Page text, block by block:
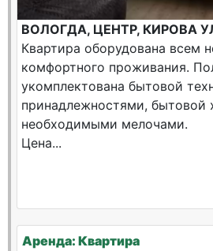
ВОЛОГДА, ЦЕНТР, КИРОВА
Квартира оборудована всем
комфортного проживания.
укомплектована бытовой
принадлежностями, бытовой
необходимыми мелочами.
Цена...
Аренда: Квартира